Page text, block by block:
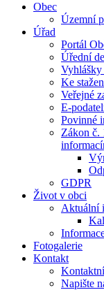
Obec
Územní
Úřad
Portál
Úřední
Vyhlášky
Ke
Veřejné
E-
Povinné
Zákon č.
GDPR
Život v obci
Aktuální
Fotogalerie
Kontakt
Napište